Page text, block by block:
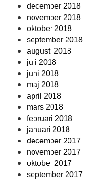
december 2018
november 2018
oktober 2018
september 2018
augusti 2018
juli 2018
juni 2018
maj 2018
april 2018
mars 2018
februari 2018
januari 2018
december 2017
november 2017
oktober 2017
september 2017